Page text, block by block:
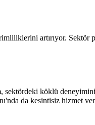
artırıyor. Sektör
köklü
da kesintisiz hizmet